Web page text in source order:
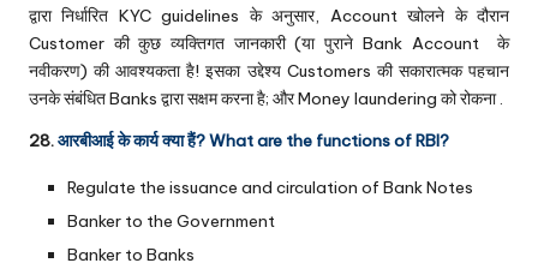
द्वारा निर्धारित KYC guidelines के अनुसार, Account खोलने के दौरान
Customer की कुछ व्यक्तिगत जानकारी (या पुराने Bank Account के
नवीकरण) की आवश्यकता है! इसका उद्देश्य Customers की सकारात्मक पहचान
उनके संबंधित Banks द्वारा सक्षम करना है; और Money laundering को रोकना .
28.आरबीआई के कार्य क्या हैं? What are the functions of RBI?
Regulate the issuance and circulation of Bank Notes
Banker to the Government
Banker to Banks